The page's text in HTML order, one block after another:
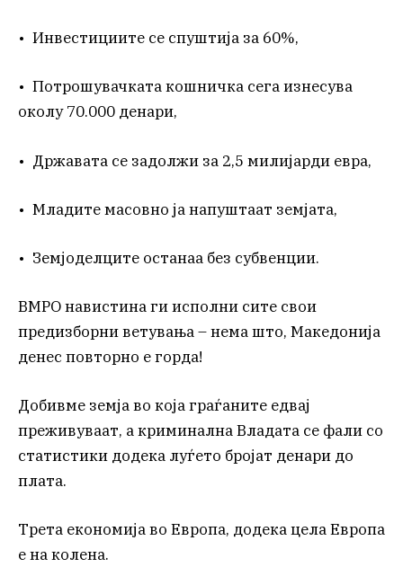
• Инвестициите се спуштија за 60%,
• Потрошувачката кошничка сега изнесува
околу 70.000 денари,
• Државата се задолжи за 2,5 милијарди евра,
• Младите масовно ја напуштаат земјата,
• Земјоделците останаа без субвенции.
ВМРО навистина ги исполни сите свои
предизборни ветувања – нема што, Македонија
денес повторно е горда!
Добивме земја во која граѓаните едвај
преживуваат, а криминална Владата се фали со
статистики додека луѓето бројат денари до
плата.
Трета економија во Европа, додека цела Европа
е на колена.